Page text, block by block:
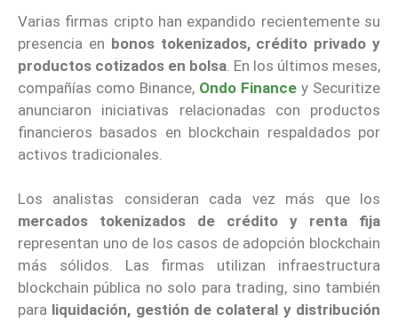
Varias firmas cripto han expandido recientemente su
presencia en bonos tokenizados, crédito privado y
productos cotizados en bolsa . En los últimos meses,
compañías como Binance, Ondo Finance y Securitize
anunciaron iniciativas relacionadas con productos
financieros basados en blockchain respaldados por
activos tradicionales.
Los analistas consideran cada vez más que los
mercados tokenizados de crédito y renta fija
representan uno de los casos de adopción blockchain
más sólidos. Las firmas utilizan infraestructura
blockchain pública no solo para trading, sino también
para liquidación, gestión de colateral y distribución